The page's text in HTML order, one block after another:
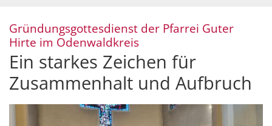
Gründungsgottesdienst der Pfarrei Guter
Hirte im Odenwaldkreis:
Ein starkes Zeichen für
Zusammenhalt und Aufbruch